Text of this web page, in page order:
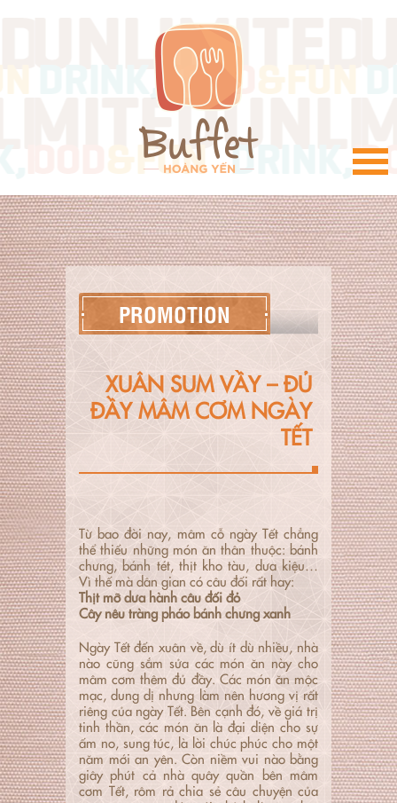
PROMOTION
XUÂN SUM VẦY – ĐỦ
ĐẦY MÂM CƠM NGÀY
TẾT
Từ bao đời nay, mâm cỗ ngày Tết chẳng
thể thiếu những món ăn thân thuộc: bánh
chưng, bánh tét, thịt kho tàu, dưa kiệu…
Vì thế mà dân gian có câu đối rất hay:
Thịt mỡ dưa hành câu đối đỏ
Cây nêu tràng pháo bánh chưng xanh
Ngày Tết đến xuân về, dù ít dù nhiều, nhà
nào cũng sắm sửa các món ăn này cho
mâm cơm thêm đủ đầy. Các món ăn mộc
mạc, dung dị nhưng làm nên hương vị rất
riêng của ngày Tết. Bên cạnh đó, về giá trị
tinh thần, các món ăn là đại diện cho sự
ấm no, sung túc, là lời chúc phúc cho một
năm mới an yên. Còn niềm vui nào bằng
giây phút cả nhà quây quần bên mâm
cơm Tết, rôm rả chia sẻ câu chuyện của